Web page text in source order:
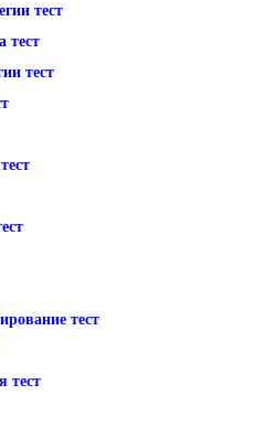
тест
тест
тест
тест
тест